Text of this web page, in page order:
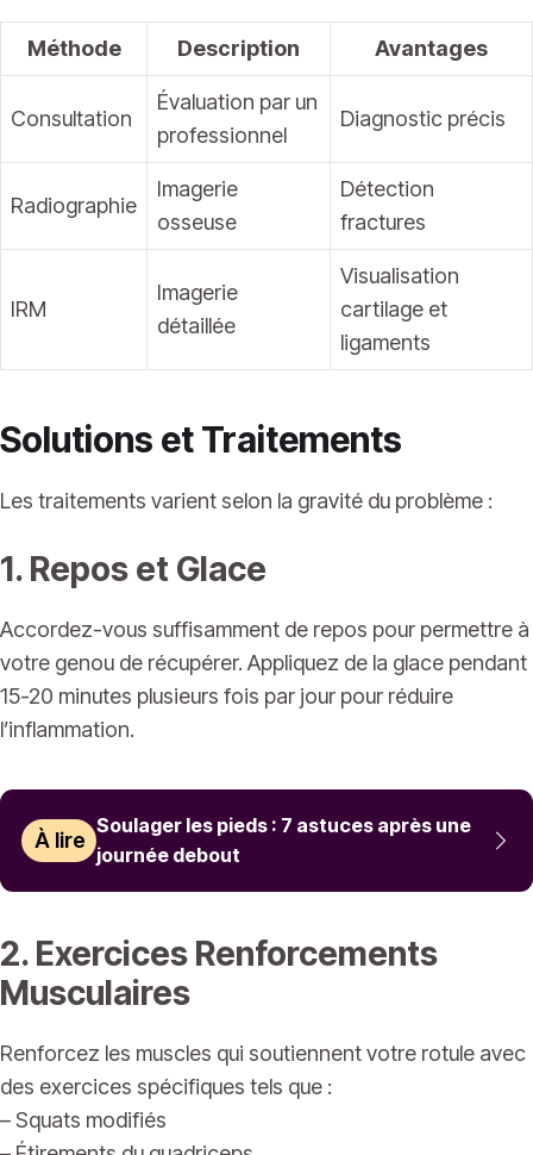
Méthode Description Avantages
Consultation
Évaluation par un
professionnel
Diagnostic précis
Radiographie
Imagerie
osseuse
Détection
fractures
IRM
Imagerie
détaillée
Visualisation
cartilage et
ligaments
Solutions et Traitements
Les traitements varient selon la gravité du problème :
1. Repos et Glace
Accordez-vous suffisamment de repos pour permettre à
votre genou de récupérer. Appliquez de la glace pendant
15-20 minutes plusieurs fois par jour pour réduire
l’inflammation.
À lire
Soulager les pieds : 7 astuces après une
journée debout
2. Exercices Renforcements
Musculaires
Renforcez les muscles qui soutiennent votre rotule avec
des exercices spécifiques tels que :
– Squats modifiés